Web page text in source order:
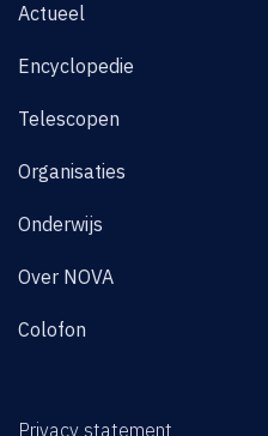
Actueel
Encyclopedie
Telescopen
Organisaties
Onderwijs
Over NOVA
Colofon
Privacy statement